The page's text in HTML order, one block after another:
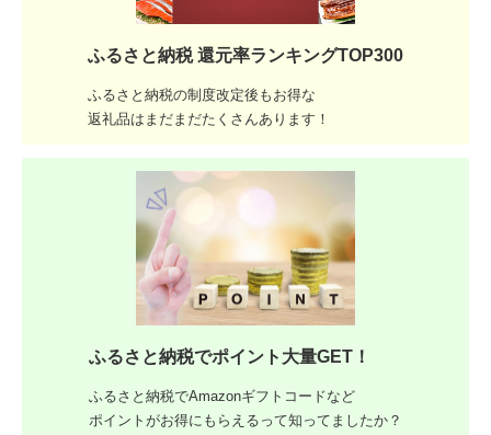
ふるさと納税 還元率ランキングTOP300
ふるさと納税の制度改定後もお得な
返礼品はまだまだたくさんあります！
ふるさと納税でポイント大量GET！
ふるさと納税でAmazonギフトコードなど
ポイントがお得にもらえるって知ってましたか？